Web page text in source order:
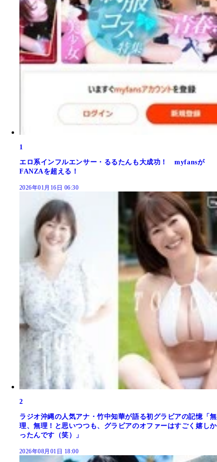
1
エロ系インフルエンサー・るるたんも大成功！ myfansが
FANZAを超える！
2026年01月16日 06:30
2
ラジオ沖縄の人気アナ・竹中知華が語る初グラビアの記憶「無
理、無理！と思いつつも、グラビアのオファーはすごく嬉しか
ったんです（笑）」
2026年08月01日 18:00